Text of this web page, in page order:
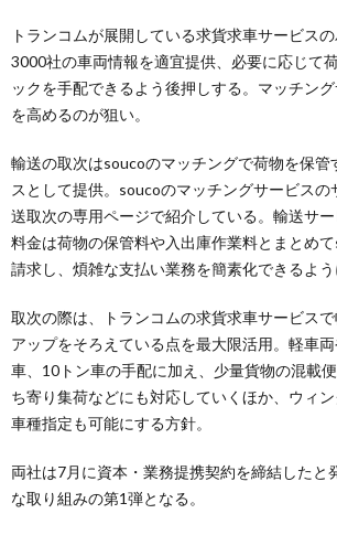
トランコムが展開している求貨求車サービス
3000社の車両情報を適宜提供、必要に応じて
ックを手配できるよう後押しする。マッチン
を高めるのが狙い。
輸送の取次はsoucoのマッチングで荷物を保管
スとして提供。soucoのマッチングサービスの
送取次の専用ページで紹介している。輸送サ
料金は荷物の保管料や入出庫作業料とまとめ
請求し、煩雑な支払い業務を簡素化できるよう
取次の際は、トランコムの求貨求車サービス
アップをそろえている点を最大限活用。軽車
車、10トン車の手配に加え、少量貨物の混載
ち寄り集荷などにも対応していくほか、ウィ
車種指定も可能にする方針。
両社は7月に資本・業務提携契約を締結したと
な取り組みの第1弾となる。